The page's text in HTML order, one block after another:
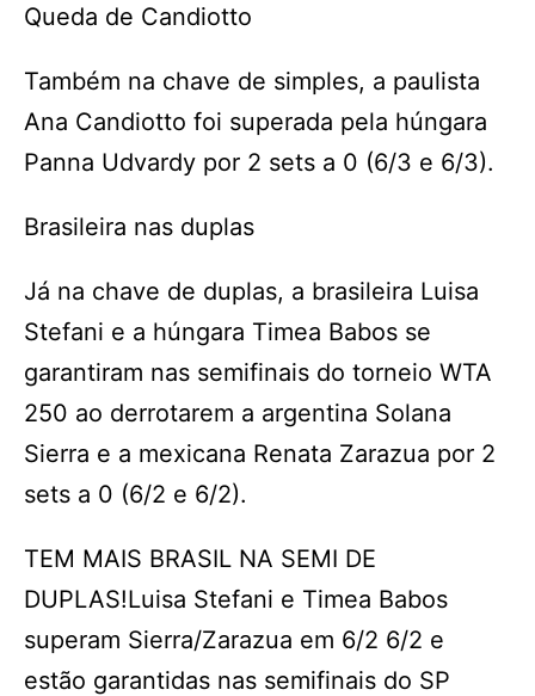
Queda de Candiotto
Também na chave de simples, a paulista
Ana Candiotto foi superada pela húngara
Panna Udvardy por 2 sets a 0 (6/3 e 6/3).
Brasileira nas duplas
Já na chave de duplas, a brasileira Luisa
Stefani e a húngara Timea Babos se
garantiram nas semifinais do torneio WTA
250 ao derrotarem a argentina Solana
Sierra e a mexicana Renata Zarazua por 2
sets a 0 (6/2 e 6/2).
TEM MAIS BRASIL NA SEMI DE
DUPLAS!Luisa Stefani e Timea Babos
superam Sierra/Zarazua em 6/2 6/2 e
estão garantidas nas semifinais do SP